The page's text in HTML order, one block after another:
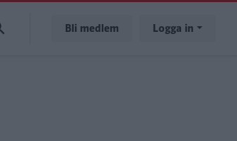
Bli medlem Logga in